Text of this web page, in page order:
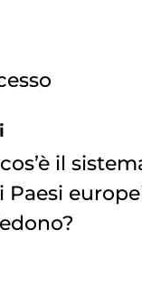
il
Paesi